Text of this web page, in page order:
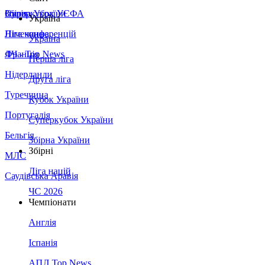
Збірна України
Італія
Німеччина
Франція
Нідерланди
Туреччина
Португалія
Бельгія
МЛС
Саудівська Аравія
Суперкубок УЄФА
Ліга конференцій
ЛЧ - Top News
Україна
Україна
Перша ліга
Друга ліга
Кубок України
Суперкубок України
Збірна України
Збірні
Ліга націй
ЧС 2026
Чемпіонати
Англія
Іспанія
АПЛ Top News